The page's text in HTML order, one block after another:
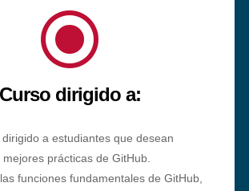
\
Curso dirigido a:
a estudiantes que desean
prácticas de GitHub.
funciones fundamentales de GitHub,